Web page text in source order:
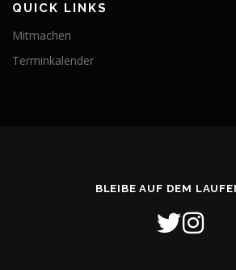
QUICK LINKS
Mitmachen
Terminkalender
BLEIBE AUF DEM